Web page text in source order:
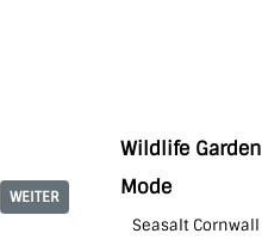
WEITER
Wildlife Garden
Mode
Seasalt Cornwall